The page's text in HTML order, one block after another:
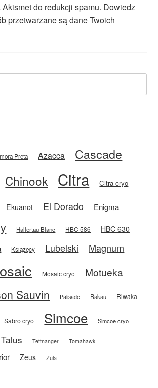
do redukcji spamu. Dowiedz
przetwarzane są dane Twoich
Preta Azacca Cascade
Chinook Citra Citra cryo
Ekuanot El Dorado Enigma
Hallertau Blanc HBC 586 HBC 630
Książęcy Lubelski
Magnum
Mosaic cryo Motueka
Sauvin Palisade Rakau Riwaka
Sabro cryo Simcoe Simcoe cryo
Talus Tettnanger Tomahawk
Zeus Zula